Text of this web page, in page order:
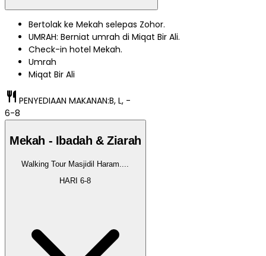
Bertolak ke Mekah selepas Zohor.
UMRAH: Berniat umrah di Miqat Bir Ali.
Check-in hotel Mekah.
Umrah
Miqat Bir Ali
restaurant PENYEDIAAN MAKANAN:B, L, -
6-8
Mekah - Ibadah & Ziarah
Walking Tour Masjidil Haram.
HARI6-8